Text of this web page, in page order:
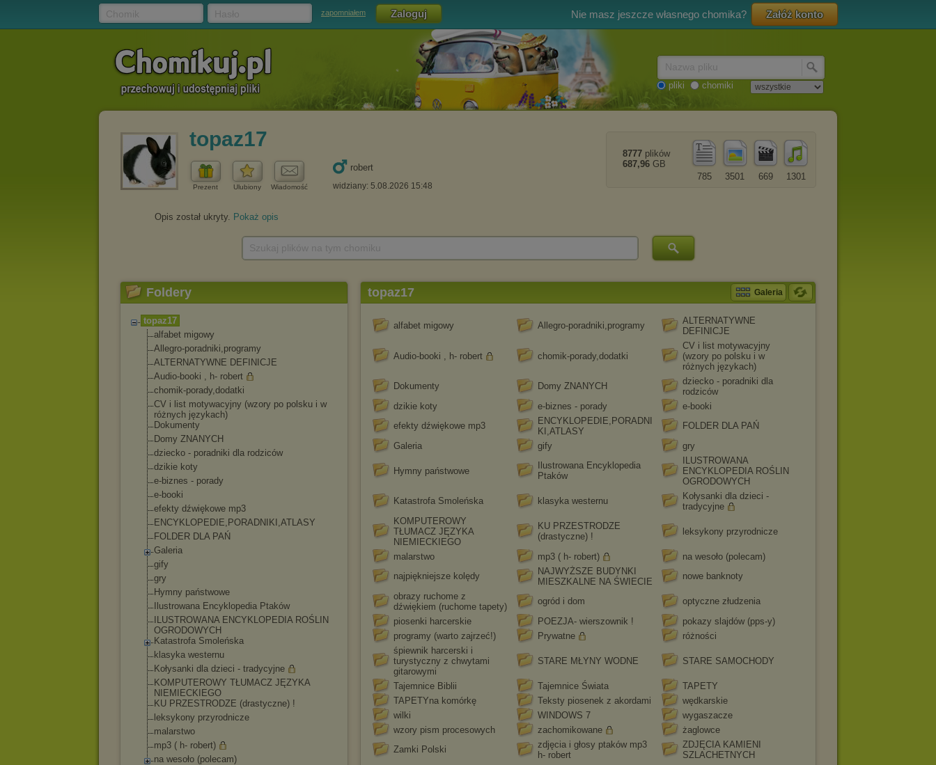
zapomniałem Nie masz jeszcze własnego chomika? Załóż konto
pliki chomiki
topaz17
Prezent Ulubiony Wiadomość
robert
widziany: 5.08.2026 15:48
1301
669
3501
785
8777 plików
687,96 GB
Opis został ukryty. Pokaż opis
Foldery
topaz17
alfabet migowy
Allegro-poradniki,programy
ALTERNATYWNE DEFINICJE
Audio-booki , h- robert
chomik-porady,dodatki
CV i list motywacyjny (wzory po polsku i w
różnych językach)
Dokumenty
Domy ZNANYCH
dziecko - poradniki dla rodziców
dzikie koty
e-biznes - porady
e-booki
efekty dźwiękowe mp3
ENCYKLOPEDIE,PORADNIKI,ATLASY
FOLDER DLA PAŃ
Galeria
gify
gry
Hymny państwowe
Ilustrowana Encyklopedia Ptaków
ILUSTROWANA ENCYKLOPEDIA ROŚLIN
OGRODOWYCH
Katastrofa Smoleńska
klasyka westernu
Kołysanki dla dzieci - tradycyjne
KOMPUTEROWY TŁUMACZ JĘZYKA
NIEMIECKIEGO
KU PRZESTRODZE (drastyczne) !
leksykony przyrodnicze
malarstwo
mp3 ( h- robert)
na wesoło (polecam)
topaz17 Galeria
alfabet migowy Allegro-poradniki,programy
ALTERNATYWNE
DEFINICJE
Audio-booki , h- robert chomik-porady,dodatki
CV i list motywacyjny
(wzory po polsku i w
różnych językach)
Dokumenty
Domy ZNANYCH
dziecko - poradniki dla
rodziców
dzikie koty
e-biznes - porady
e-booki
efekty dźwiękowe mp3
ENCYKLOPEDIE,PORADNI
KI,ATLASY
FOLDER DLA PAŃ
Galeria
gify gry
Hymny państwowe
Ilustrowana Encyklopedia
Ptaków
ILUSTROWANA
ENCYKLOPEDIA ROŚLIN
OGRODOWYCH
Katastrofa Smoleńska
klasyka westernu
Kołysanki dla dzieci -
tradycyjne
KOMPUTEROWY
TŁUMACZ JĘZYKA
NIEMIECKIEGO
KU PRZESTRODZE
(drastyczne) !
leksykony przyrodnicze
malarstwo mp3 ( h- robert)
na wesoło (polecam)
najpiękniejsze kolędy
NAJWYŻSZE BUDYNKI
MIESZKALNE NA ŚWIECIE
nowe banknoty
obrazy ruchome z
dźwiękiem (ruchome tapety)
ogród i dom
optyczne złudzenia
piosenki harcerskie
POEZJA- wierszownik !
pokazy slajdów (pps-y)
programy (warto zajrzeć!)
Prywatne
różności
śpiewnik harcerski i
turystyczny z chwytami
gitarowymi
STARE MŁYNY WODNE STARE SAMOCHODY
Tajemnice Biblii Tajemnice Świata
TAPETY
TAPETYna komórkę
Teksty piosenek z akordami
wędkarskie
wilki
WINDOWS 7
wygaszacze
wzory pism procesowych
zachomikowane
żaglowce
Zamki Polski
zdjęcia i głosy ptaków mp3
h- robert
ZDJĘCIA KAMIENI
SZLACHETNYCH